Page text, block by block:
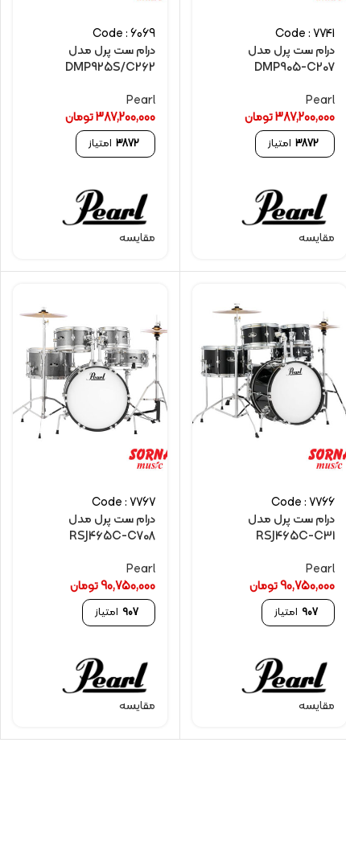
Code : 7741
درام ست پرل مدل
DMP905-C207
Pearl
387,200,000تومان
3872 امتیاز
مقایسه
Code : 6069
درام ست پرل مدل
DMP925S/C262
Pearl
387,200,000تومان
3872 امتیاز
مقایسه
Code : 7766
درام ست پرل مدل
RSJ465C-C31
Pearl
90,750,000تومان
907 امتیاز
مقایسه
Code : 7767
درام ست پرل مدل
RSJ465C-C708
Pearl
90,750,000تومان
907 امتیاز
مقایسه